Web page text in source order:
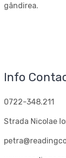
gândirea.
Info
0722-348.211
Strada Nicolae